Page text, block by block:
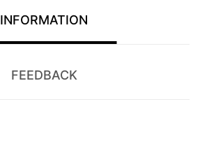
INFORMATION
FEEDBACK